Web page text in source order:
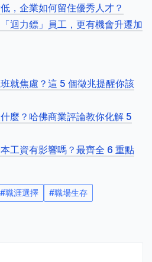
，企業如何留住優秀人才？
迴力鏢」員工，更有機會升遷加
就焦慮？這 5 個徵兆提醒你該
麼？哈佛商業評論教你化解 5
工資有影響嗎？最齊全 6 重點
#職涯選擇 #職場生存